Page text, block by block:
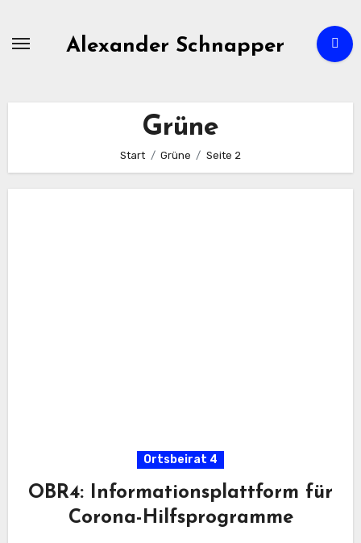
Alexander Schnapper
Grüne
Start Grüne Seite 2
Ortsbeirat 4
OBR4: Informationsplattform für
Corona-Hilfsprogramme